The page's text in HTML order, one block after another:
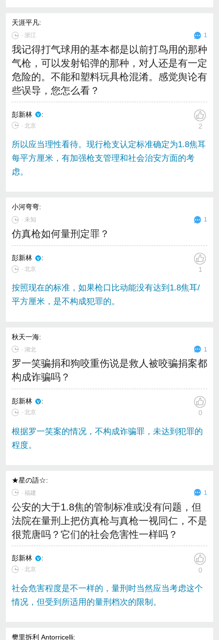
天涯平凡:
∙浙江 1
我记得打气球用的基本都是以前打鸟用的那种
气枪，可以发射铅弹的那种，对人还是有一定
危险的。不能和塑料玩具枪混淆。感觉舆论有
些误导，您怎么看？
彭新林 :
∙ 北京 2
所以应当理性看待。现行枪支认定标准确定为1.8焦耳
每平方厘米，有加强枪支管理和社会治安方面的考
虑。
小河弯弯:
∙ 未知 1
仿真枪如何量刑定罪？
彭新林 :
∙ 北京 1
按照现在的标准，如果枪口比动能没有达到1.8焦耳/
平方厘米，是不构成犯罪的。
秋天一海:
∙湖北 1
罗一笑骗捐和狗咬重伤说是救人被咬骗捐案都
构成诈骗吗？
彭新林 :
∙ 北京 0
根据罗一笑案的情况，不构成诈骗罪，未达到犯罪的
程度。
★星の語☆:
∙福建 1
公安的大于1.8焦的管制标准或没有问题，但
法院在量刑上把仿真枪与真枪一视同仁，不是
很荒唐吗？它们的社会危害性一样吗？
彭新林 :
∙ 北京 0
社会危害程度是不一样的，量刑时当然应当考虑这个
情况，但受到所适用的量刑档次的限制。
樊里拆利 Antorricelli: